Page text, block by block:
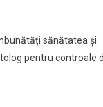
sănătatea și
pentru controale